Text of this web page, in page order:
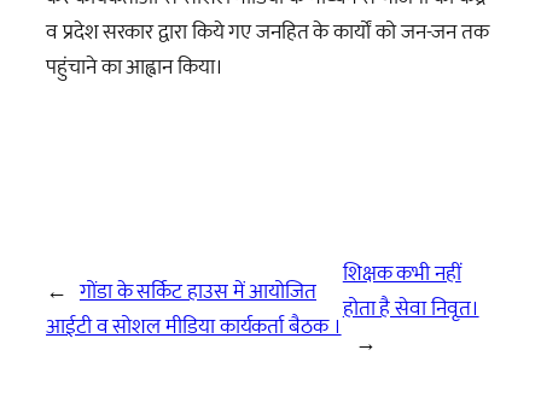
व प्रदेश सरकार द्वारा किये गए जनहित के कार्यों को जन-जन तक
पहुंचाने का आह्वान किया।
← गोंडा के सर्किट हाउस में आयोजित
आईटी व सोशल मीडिया कार्यकर्ता बैठक ।
शिक्षक कभी नहीं
होता है सेवा निवृत।
→